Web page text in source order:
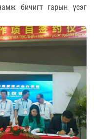
бичигт гарын үсэг